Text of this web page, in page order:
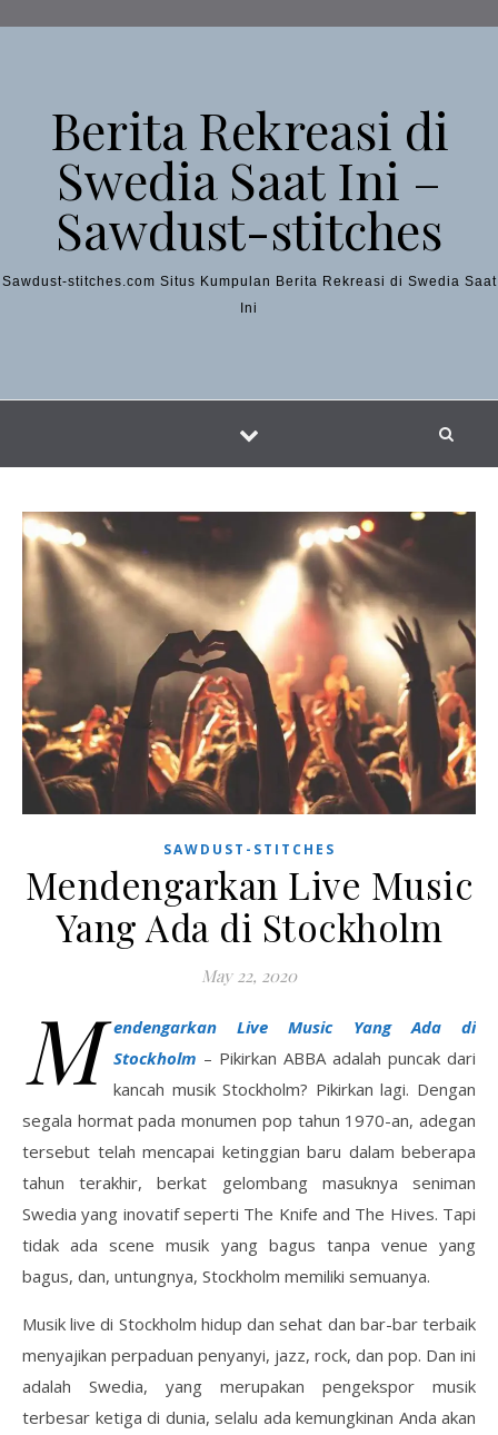
Berita Rekreasi di
Swedia Saat Ini –
Sawdust-stitches
Sawdust-stitches.com Situs Kumpulan Berita Rekreasi di Swedia Saat
Ini
SAWDUST-STITCHES
Mendengarkan Live Music
Yang Ada di Stockholm
May 22, 2020
M endengarkan Live Music Yang Ada di
Stockholm – Pikirkan ABBA adalah puncak dari
kancah musik Stockholm? Pikirkan lagi. Dengan
segala hormat pada monumen pop tahun 1970-an, adegan
tersebut telah mencapai ketinggian baru dalam beberapa
tahun terakhir, berkat gelombang masuknya seniman
Swedia yang inovatif seperti The Knife and The Hives. Tapi
tidak ada scene musik yang bagus tanpa venue yang
bagus, dan, untungnya, Stockholm memiliki semuanya.
Musik live di Stockholm hidup dan sehat dan bar-bar terbaik
menyajikan perpaduan penyanyi, jazz, rock, dan pop. Dan ini
adalah Swedia, yang merupakan pengekspor musik
terbesar ketiga di dunia, selalu ada kemungkinan Anda akan